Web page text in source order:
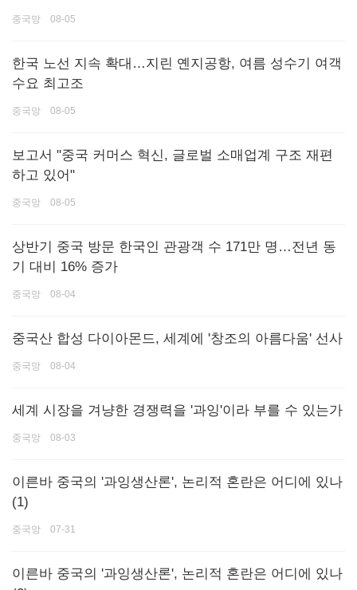
중국망 08-05
한국 노선 지속 확대…지린 옌지공항, 여름 성수기 여객
수요 최고조
중국망 08-05
보고서 "중국 커머스 혁신, 글로벌 소매업계 구조 재편
하고 있어"
중국망 08-05
상반기 중국 방문 한국인 관광객 수 171만 명…전년 동
기 대비 16% 증가
중국망 08-04
중국산 합성 다이아몬드, 세계에 '창조의 아름다움' 선사
중국망 08-04
세계 시장을 겨냥한 경쟁력을 '과잉'이라 부를 수 있는가
중국망 08-03
이른바 중국의 '과잉생산론', 논리적 혼란은 어디에 있나
(1)
중국망 07-31
이른바 중국의 '과잉생산론', 논리적 혼란은 어디에 있나